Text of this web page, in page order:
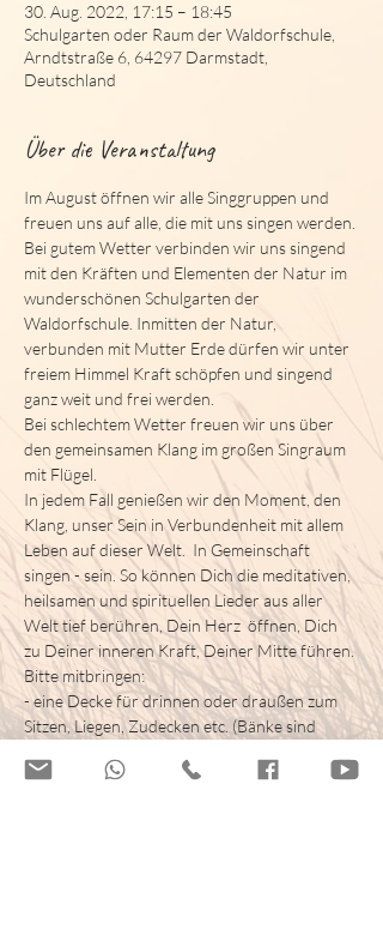
30. Aug. 2022, 17:15 – 18:45
Schulgarten oder Raum der Waldorfschule,
Arndtstraße 6, 64297 Darmstadt,
Deutschland
Über die Veranstaltung
Im August öffnen wir alle Singgruppen und
freuen uns auf alle, die mit uns singen werden.
Bei gutem Wetter verbinden wir uns singend
mit den Kräften und Elementen der Natur im
wunderschönen Schulgarten der
Waldorfschule. Inmitten der Natur,
verbunden mit Mutter Erde dürfen wir unter
freiem Himmel Kraft schöpfen und singend
ganz weit und frei werden.
Bei schlechtem Wetter freuen wir uns über
den gemeinsamen Klang im großen Singraum
mit Flügel.
In jedem Fall genießen wir den Moment, den
Klang, unser Sein in Verbundenheit mit allem
Leben auf dieser Welt.  In Gemeinschaft
singen - sein. So können Dich die meditativen,
heilsamen und spirituellen Lieder aus aller
Welt tief berühren, Dein Herz  öffnen, Dich
zu Deiner inneren Kraft, Deiner Mitte führen.
Bitte mitbringen:
- eine Decke für drinnen oder draußen zum
Sitzen, Liegen, Zudecken etc. (Bänke sind
- ggf. Socken für den Raum, da wir ihn nicht